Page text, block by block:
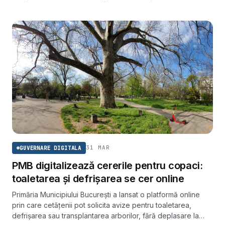
GUVERNARE DIGITALA 31 MAR
PMB digitalizează cererile pentru copaci:
toaletarea și defrișarea se cer online
Primăria Municipiului București a lansat o platformă online
prin care cetățenii pot solicita avize pentru toaletarea,
defrișarea sau transplantarea arborilor, fără deplasare la